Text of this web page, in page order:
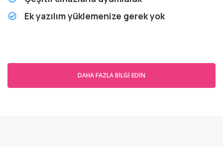
Ek yazılım yüklemenize gerek yok
DAHA FAZLA BILGI EDIN